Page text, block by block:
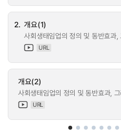
2. 개요(1)
사회생태임업의 정의 및 동반효과,
URL
개요(2)
사회생태임업의 정의 및 동반효과,
URL